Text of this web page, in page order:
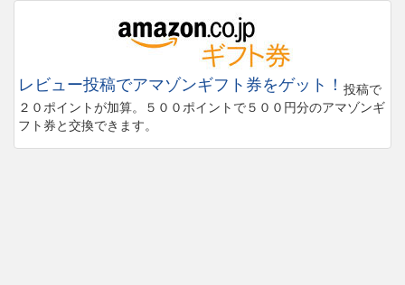
レビュー投稿でアマゾンギフト券をゲット！ 投稿で
２０ポイントが加算。５００ポイントで５００円分のアマゾンギ
フト券と交換できます。